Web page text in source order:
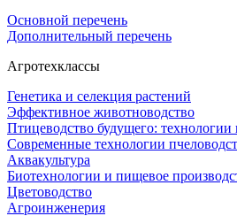
Основной перечень
Дополнительный перечень
Агротехклассы
Генетика и селекция растений
Эффективное животноводство
Птицеводство будущего: технологии
Современные технологии
Аквакультура
Биотехнологии и пищевое
Цветоводство
Агроинженерия